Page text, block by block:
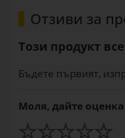
Отзиви за
Този продукт
Бъдете първият,
Моля, дайте